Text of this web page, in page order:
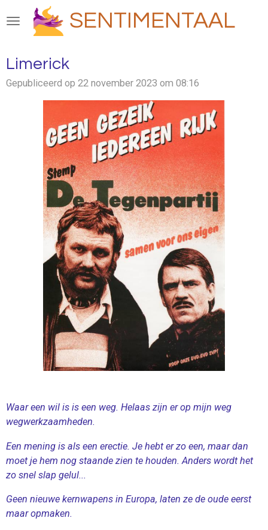
direct
de
hoofdinhoud
SENTIMENTAAL
Limerick
Gepubliceerd op 22 november 2023 om 08:16
Waar een wil is is een weg. Helaas zijn er op mijn weg
wegwerkzaamheden.
Een mening is als een erectie. Je hebt er zo een, maar dan
moet je hem nog staande zien te houden. Anders wordt het
zo snel slap gelul...
Geen nieuwe kernwapens in Europa, laten ze de oude eerst
maar opmaken.